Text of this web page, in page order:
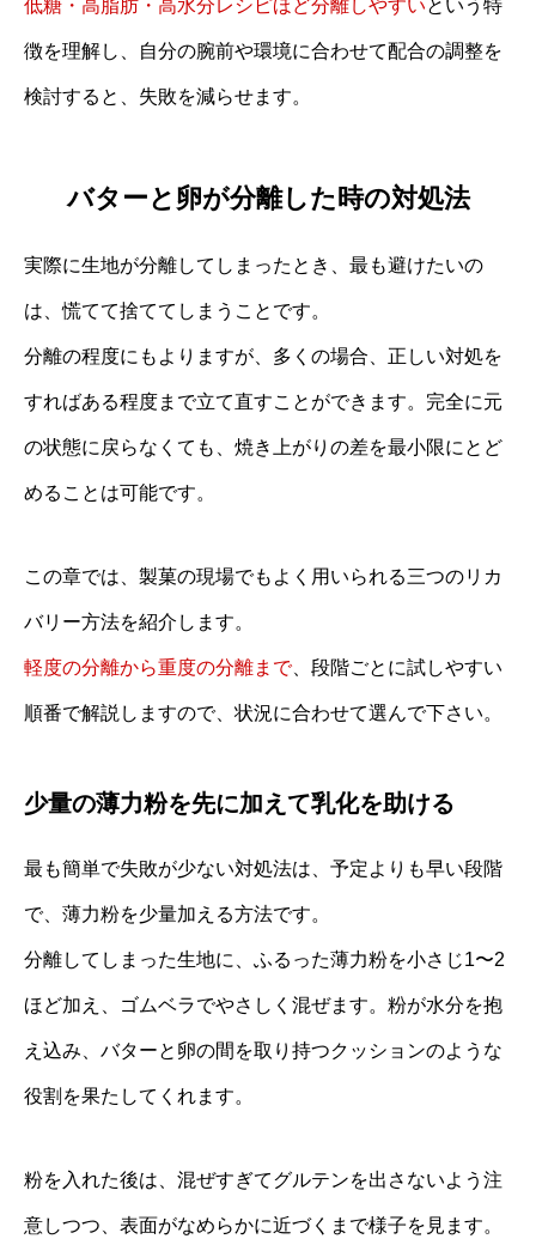
低糖・高脂肪・高水分レシピほど分離しやすいという特
徴を理解し、自分の腕前や環境に合わせて配合の調整を
検討すると、失敗を減らせます。
バターと卵が分離した時の対処法
実際に生地が分離してしまったとき、最も避けたいの
は、慌てて捨ててしまうことです。
分離の程度にもよりますが、多くの場合、正しい対処を
すればある程度まで立て直すことができます。完全に元
の状態に戻らなくても、焼き上がりの差を最小限にとど
めることは可能です。
この章では、製菓の現場でもよく用いられる三つのリカ
バリー方法を紹介します。
軽度の分離から重度の分離まで、段階ごとに試しやすい
順番で解説しますので、状況に合わせて選んで下さい。
少量の薄力粉を先に加えて乳化を助ける
最も簡単で失敗が少ない対処法は、予定よりも早い段階
で、薄力粉を少量加える方法です。
分離してしまった生地に、ふるった薄力粉を小さじ1〜2
ほど加え、ゴムベラでやさしく混ぜます。粉が水分を抱
え込み、バターと卵の間を取り持つクッションのような
役割を果たしてくれます。
粉を入れた後は、混ぜすぎてグルテンを出さないよう注
意しつつ、表面がなめらかに近づくまで様子を見ます。